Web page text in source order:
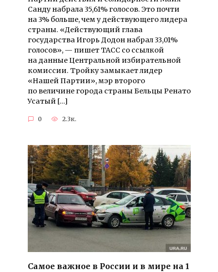
Санду набрала 35,61% голосов. Это почти
на 3% больше, чем у действующего лидера
страны. «Действующий глава
государства Игорь Додон набрал 33,01%
голосов», — пишет ТАСС со ссылкой
на данные Центральной избирательной
комиссии. Тройку замыкает лидер
«Нашей Партии», мэр второго
по величине города страны Бельцы Ренато
Усатый […]
0 2.3к.
Самое важное в России и в мире на 1